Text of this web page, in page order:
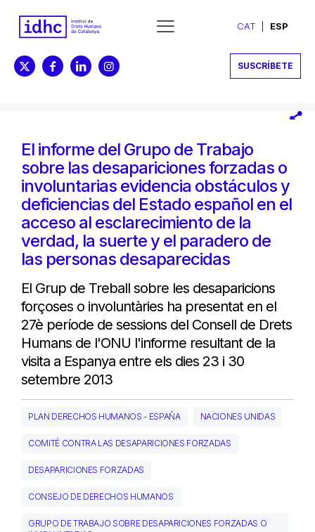
CAT ESP
SUSCRÍBETE
El informe del Grupo de Trabajo
sobre las desapariciones forzadas o
involuntarias evidencia obstáculos y
deficiencias del Estado español en el
acceso al esclarecimiento de la
verdad, la suerte y el paradero de
las personas desaparecidas
El Grup de Treball sobre les desaparicions
forçoses o involuntàries ha presentat en el
27è període de sessions del Consell de Drets
Humans de l'ONU l'informe resultant de la
visita a Espanya entre els dies 23 i 30
setembre 2013
PLAN DERECHOS HUMANOS - ESPAÑA NACIONES UNIDAS
COMITÉ CONTRA LAS DESAPARICIONES FORZADAS
DESAPARICIONES FORZADAS
CONSEJO DE DERECHOS HUMANOS
GRUPO DE TRABAJO SOBRE DESAPARICIONES FORZADAS O